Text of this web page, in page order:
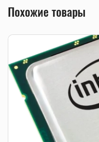
подходящую плату,
серверную корзину под
платформы, форм-
Смотрите также
салазки, корзины и рельсы
Похожие товары